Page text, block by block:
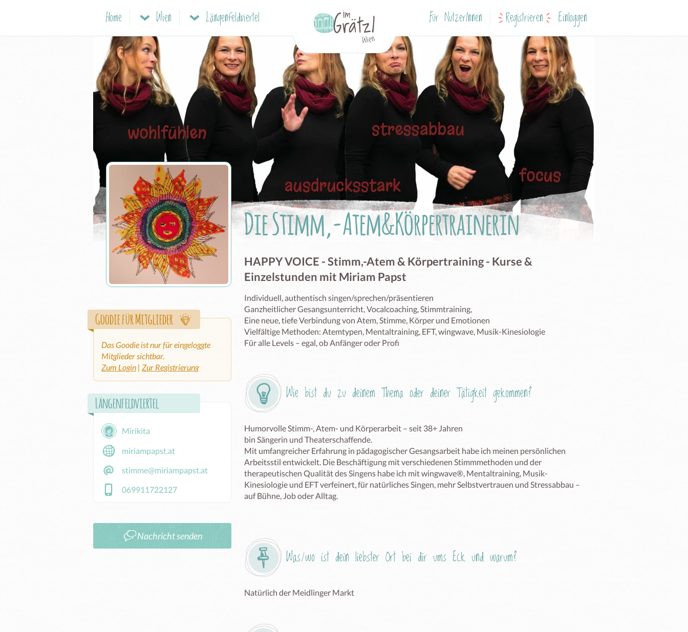
Home Wien Längenfeldviertel Für NutzerInnen Registrieren Einloggen
Die Stimm,-Atem&Körpertrainerin
HAPPY VOICE - Stimm,-Atem & Körpertraining - Kurse &
Einzelstunden mit Miriam Papst
Individuell, authentisch singen/sprechen/präsentieren
Ganzheitlicher Gesangsunterricht, Vocalcoaching, Stimmtraining,
Eine neue, tiefe Verbindung von Atem, Stimme, Körper und Emotionen
Vielfältige Methoden: Atemtypen, Mentaltraining, EFT, wingwave, Musik-Kinesiologie
Für alle Levels – egal, ob Anfänger oder Profi
Wie bist du zu deinem Thema oder deiner Tätigkeit gekommen?
Humorvolle Stimm-, Atem- und Körperarbeit – seit 38+ Jahren
bin Sängerin und Theaterschaffende.
Mit umfangreicher Erfahrung in pädagogischer Gesangsarbeit habe ich meinen persönlichen
Arbeitsstil entwickelt. Die Beschäftigung mit verschiedenen Stimmmethoden und der
therapeutischen Qualität des Singens habe ich mit wingwave®, Mentaltraining, Musik-
Kinesiologie und EFT verfeinert, für natürliches Singen, mehr Selbstvertrauen und Stressabbau –
auf Bühne, Job oder Alltag.
Was/wo ist dein liebster Ort bei dir ums Eck und warum?
Natürlich der Meidlinger Markt
Goodie für Mitglieder
Das Goodie ist nur für eingeloggte
Mitglieder sichtbar.
Zum Login | Zur Registrierung
Längenfeldviertel
Mirikita
miriampapst.at
stimme@miriampapst.at
069911722127
Nachricht senden